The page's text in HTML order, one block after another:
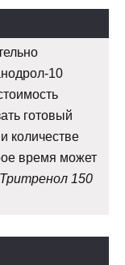
10
готовый
количестве
время может
150